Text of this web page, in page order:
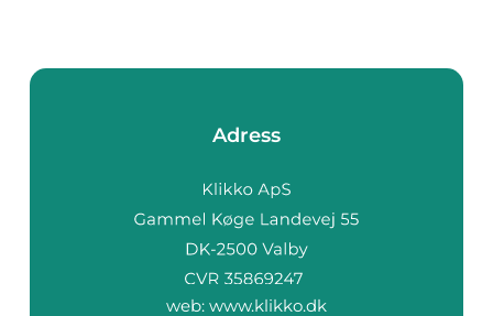
Adress
web: www.klikko.dk